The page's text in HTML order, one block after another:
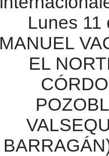
Lunes 11
MANUEL
EL